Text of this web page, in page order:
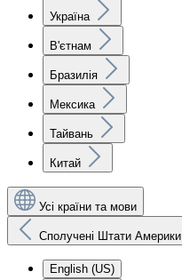
Україна
В'єтнам
Бразилія
Мексика
Тайвань
Китай
Усі країни та мови
Сполучені Штати Америки
English (US)